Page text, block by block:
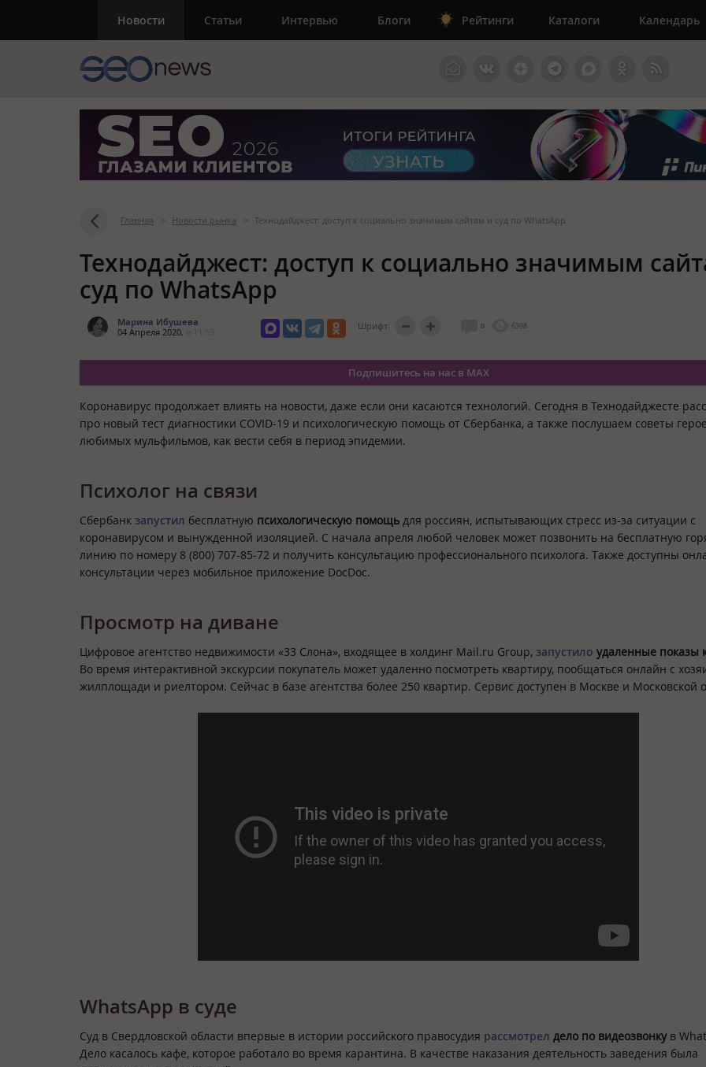
Новости Статьи Интервью Блоги Рейтинги Каталоги Календарь
Главная > Новости рынка > Технодайджест: доступ к социально значимым сайтам и суд по WhatsApp
Технодайджест: доступ к социально значимым
суд по WhatsApp
Марина Ибушева
04 Апреля 2020,
Шрифт: 0 6398
Подпишитесь на нас в MAX
Коронавирус продолжает влиять на новости, даже если они касаются технологий. Сегодня в Технодайджесте
про новый тест диагностики COVID-19 и психологическую помощь от Сбербанка, а также послушаем советы
любимых мульфильмов, как вести себя в период эпидемии.
Психолог на связи
Сбербанк запустил бесплатную психологическую помощь для россиян, испытывающих стресс из-за ситуации с
коронавирусом и вынужденной изоляцией. С начала апреля любой человек может позвонить на бесплатную
линию по номеру 8 (800) 707-85-72 и получить консультацию профессионального психолога. Также доступны
консультации через мобильное приложение DocDoc.
Просмотр на диване
Цифровое агентство недвижимости «33 Слона», входящее в холдинг Mail.ru Group, запустило удаленные показы
Во время интерактивной экскурсии покупатель может удаленно посмотреть квартиру, пообщаться онлайн с
жилплощади и риелтором. Сейчас в базе агентства более 250 квартир. Сервис доступен в Москве и Московской
WhatsApp в суде
Суд в Свердловской области впервые в истории российского правосудия рассмотрел дело по видеозвонкув
Дело касалось кафе, которое работало во время карантина. В качестве наказания деятельность заведения была